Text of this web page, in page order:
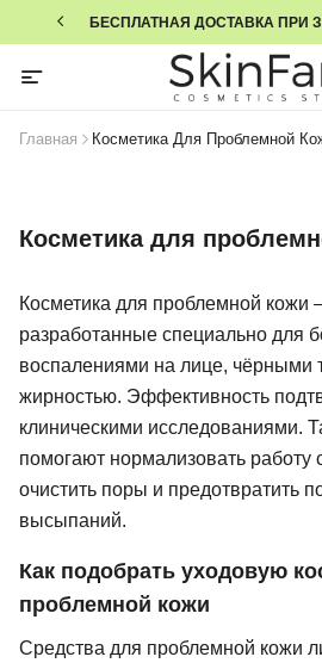
БЕСПЛАТНАЯ ДОСТАВКА ПРИ
Главная Косметика Для Проблемной
Косметика для
Косметика для проблемной кожи
разработанные специально для
воспалениями на лице, чёрными
жирностью. Эффективность
клиническими исследованиями.
помогают нормализовать работу
очистить поры и предотвратить
высыпаний.
Как подобрать уходовую
проблемной кожи
Средства для проблемной кожи